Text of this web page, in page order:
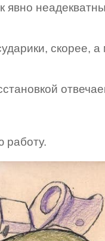
явно
скорее,
работу.